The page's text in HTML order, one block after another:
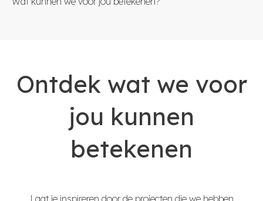
Ontdek wat we voor
jou kunnen
betekenen
Laat je inspireren door de projecten die we hebben